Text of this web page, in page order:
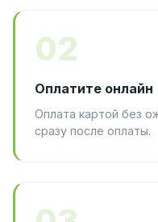
02
Оплатите онлайн
Оплата картой без
сразу после оплаты.